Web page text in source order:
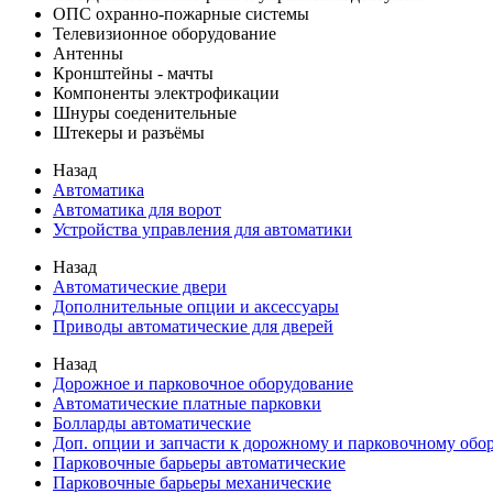
ОПС охранно-пожарные системы
Телевизионное оборудование
Антенны
Кронштейны - мачты
Компоненты электрофикации
Шнуры соеденительные
Штекеры и разъёмы
Назад
Автоматика
Автоматика для ворот
Устройства управления для автоматики
Назад
Автоматические двери
Дополнительные опции и аксессуары
Приводы автоматические для дверей
Назад
Дорожное и парковочное оборудование
Автоматические платные парковки
Болларды автоматические
Доп. опции и запчасти к дорожному и парковочному
Парковочные барьеры автоматические
Парковочные барьеры механические